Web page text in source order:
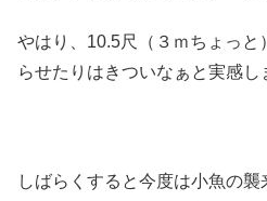
やはり、10.5尺（３ｍちょっと
らせたりはきついなぁと実感し
しばらくすると今度は小魚の